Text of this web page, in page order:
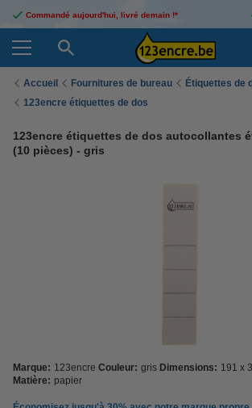
Commandé aujourd'hui, livré demain !*
Accueil Fournitures de bureau Étiquettes de
123encre étiquettes de dos
123encre étiquettes de dos autocollantes
(10 pièces) - gris
Marque: 123encre Couleur: gris Dimensions: 191 x
Matière: papier